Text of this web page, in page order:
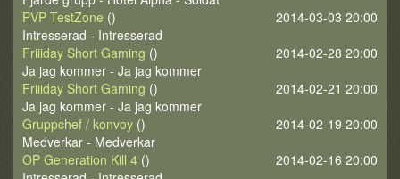
2014-03-03 20:00
PVP TestZone ()
Intresserad - Intresserad
2014-02-28 20:00
Friiiday Short Gaming ()
Ja jag kommer - Ja jag kommer
2014-02-21 20:00
Friiiday Short Gaming ()
Ja jag kommer - Ja jag kommer
2014-02-19 20:00
Gruppchef / konvoy ()
Medverkar - Medverkar
2014-02-16 20:00
OP Generation Kill 4 ()